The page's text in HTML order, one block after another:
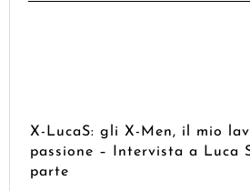
X-LucaS: gli X-Men, il mio
passione – Intervista a Luca
parte